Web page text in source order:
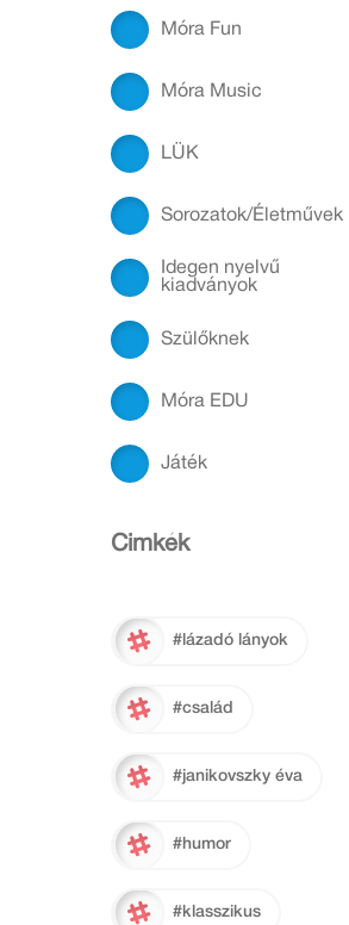
Móra Fun
Móra Music
LÜK
Sorozatok/Életművek
Idegen nyelvű
kiadványok
Szülőknek
Móra EDU
Játék
Cimkék
#lázadó lányok
#család
#janikovszky éva
#humor
#klasszikus